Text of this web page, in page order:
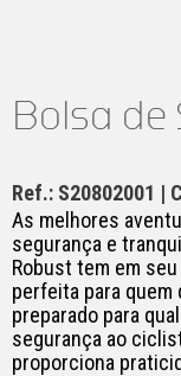
Bolsa de
Ref.: S20802001 |
As melhores
segurança e
Robust tem em
perfeita para
preparado para
segurança ao
proporciona